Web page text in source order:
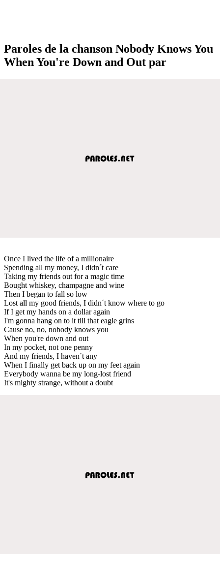
Paroles de la chanson Nobody Knows You
When You're Down and Out par
Once I lived the life of a millionaire
Spending all my money, I didn´t care
Taking my friends out for a magic time
Bought whiskey, champagne and wine
Then I began to fall so low
Lost all my good friends, I didn´t know where to go
If I get my hands on a dollar again
I'm gonna hang on to it till that eagle grins
Cause no, no, nobody knows you
When you're down and out
In my pocket, not one penny
And my friends, I haven´t any
When I finally get back up on my feet again
Everybody wanna be my long-lost friend
It's mighty strange, without a doubt